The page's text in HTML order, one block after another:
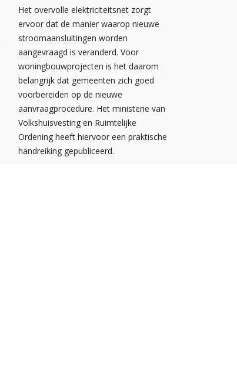
Het overvolle elektriciteitsnet zorgt
ervoor dat de manier waarop nieuwe
stroomaansluitingen worden
aangevraagd is veranderd. Voor
woningbouwprojecten is het daarom
belangrijk dat gemeenten zich goed
voorbereiden op de nieuwe
aanvraagprocedure. Het ministerie van
Volkshuisvesting en Ruimtelijke
Ordening heeft hiervoor een praktische
handreiking gepubliceerd.